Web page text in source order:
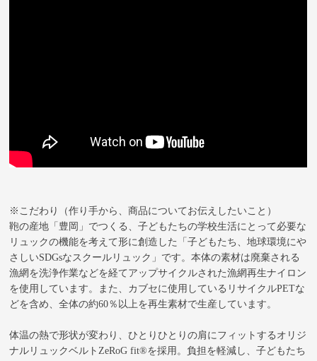
※こだわり（作り手から、商品についてお伝えしたいこと）
鞄の産地「豊岡」でつくる、子どもたちの学校生活にとって必要な
リュックの機能を考えて形に創造した「子どもたち、地球環境にや
さしいSDGsなスクールリュック」です。本体の素材は廃棄される
漁網を洗浄作業などを経てアップサイクルされた漁網再生ナイロン
を使用しています。また、カブセに使用しているリサイクルPETな
どを含め、全体の約60％以上を再生素材で生産しています。
体温の熱で形状が変わり、ひとりひとりの肩にフィットするオリジ
ナルリュックベルトZeRoG fit®を採用。負担を軽減し、子どもたち